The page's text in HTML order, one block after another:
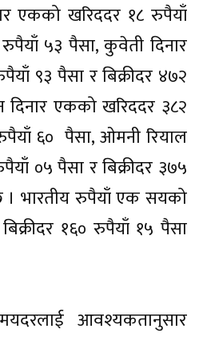
एकको खरिददर १८ रुपैयाँ
५३ पैसा, कुवेती दिनार
९३ पैसा र बिक्रीदर ४७२
दिनार एकको खरिददर ३८२
६० पैसा, ओमनी रियाल
०५ पैसा र बिक्रीदर ३७५
भारतीय रुपैयाँ एक सयको
१६० रुपैयाँ १५ पैसा
आवश्यकतानुसार